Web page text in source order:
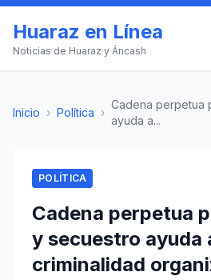
Huaraz en Línea
Noticias de Huaraz y Áncash
Inicio › Política ›
Cadena perpetua
ayuda a...
POLÍTICA
Cadena perpetua
y secuestro ayuda
criminalidad